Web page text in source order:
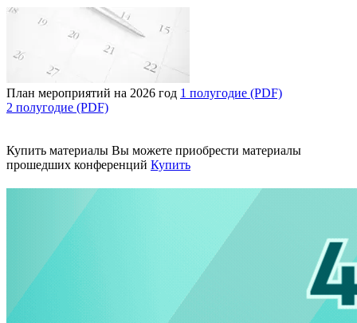
План мероприятий на 2026 год 1 полугодие (PDF)
2 полугодие (PDF)
Купить материалы Вы можете приобрести материалы
прошедших конференций Купить